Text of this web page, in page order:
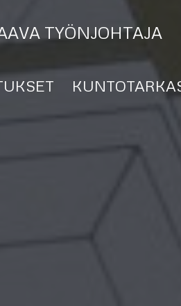
TYÖNJOHTAJA